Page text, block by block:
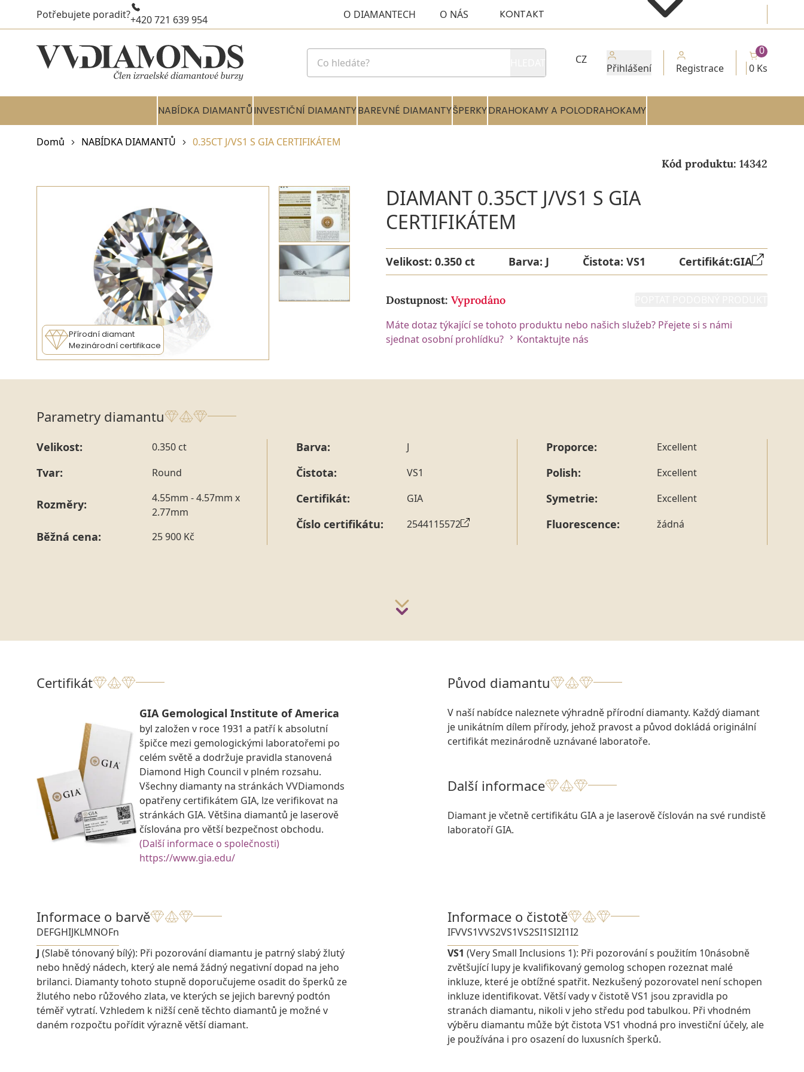
Potřebujete poradit?+420 721 639 954 O DIAMANTECH O NÁS KONTAKT
CZ
Přihlášení Registrace 0 Ks
0
NABÍDKA DIAMANTŮINVESTIČNÍ DIAMANTYBAREVNÉ DIAMANTYŠPERKYDRAHOKAMY A POLODRAHOKAMY
Domů NABÍDKA DIAMANTŮ 0.35CT J/VS1 S GIA CERTIFIKÁTEM
Kód produktu: 14342
Přírodní diamant
Mezinárodní certifikace
DIAMANT 0.35CT J/VS1 S GIA
CERTIFIKÁTEM
Velikost: 0.350 ct Barva: J Čistota: VS1 Certifikát:GIA
Dostupnost: Vyprodáno
Máte dotaz týkající se tohoto produktu nebo našich služeb? Přejete si s námi
sjednat osobní prohlídku?
Kontaktujte nás
Parametry diamantu
Velikost: 0.350 ct
Tvar: Round
Rozměry:
4.55mm - 4.57mm x
2.77mm
Běžná cena: 25 900 Kč
Barva: J
Čistota: VS1
Certifikát: GIA
Číslo certifikátu: 2544115572
Proporce: Excellent
Polish: Excellent
Symetrie: Excellent
Fluorescence: žádná
Certifikát
GIA Gemological Institute of America
byl založen v roce 1931 a patří k absolutní
špičce mezi gemologickými laboratořemi po
celém světě a dodržuje pravidla stanovená
Diamond High Council v plném rozsahu.
Všechny diamanty na stránkách VVDiamonds
opatřeny certifikátem GIA, lze verifikovat na
stránkách GIA. Většina diamantů je laserově
číslována pro větší bezpečnost obchodu.
(Další informace o společnosti)
https://www.gia.edu/
Původ diamantu
V naší nabídce naleznete výhradně přírodní diamanty. Každý diamant
je unikátním dílem přírody, jehož pravost a původ dokládá originální
certifikát mezinárodně uznávané laboratoře.
Další informace
Diamant je včetně certifikátu GIA a je laserově číslován na své rundistě
laboratoří GIA.
Informace o barvě
DEFGHIJKLMNOFn
J (Slabě tónovaný bílý): Při pozorování diamantu je patrný slabý žlutý
nebo hnědý nádech, který ale nemá žádný negativní dopad na jeho
brilanci. Diamanty tohoto stupně doporučujeme osadit do šperků ze
žlutého nebo růžového zlata, ve kterých se jejich barevný podtón
téměř vytratí. Vzhledem k nižší ceně těchto diamantů je možné v
daném rozpočtu pořídit výrazně větší diamant.
Informace o čistotě
IFVVS1VVS2VS1VS2SI1SI2I1I2
VS1 (Very Small Inclusions 1): Při pozorování s použitím 10násobně
zvětšující lupy je kvalifikovaný gemolog schopen rozeznat malé
inkluze, které je obtížné spatřit. Nezkušený pozorovatel není schopen
inkluze identifikovat. Větší vady v čistotě VS1 jsou zpravidla po
stranách diamantu, nikoli v jeho středu pod tabulkou. Při vhodném
výběru diamantu může být čistota VS1 vhodná pro investiční účely, ale
je používána i pro osazení do luxusních šperků.